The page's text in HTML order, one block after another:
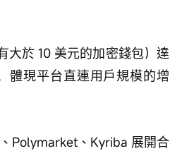
大於 10 美元的加密錢包）達
體現平台直連用戶規模的增
Polymarket、Kyriba 展開合